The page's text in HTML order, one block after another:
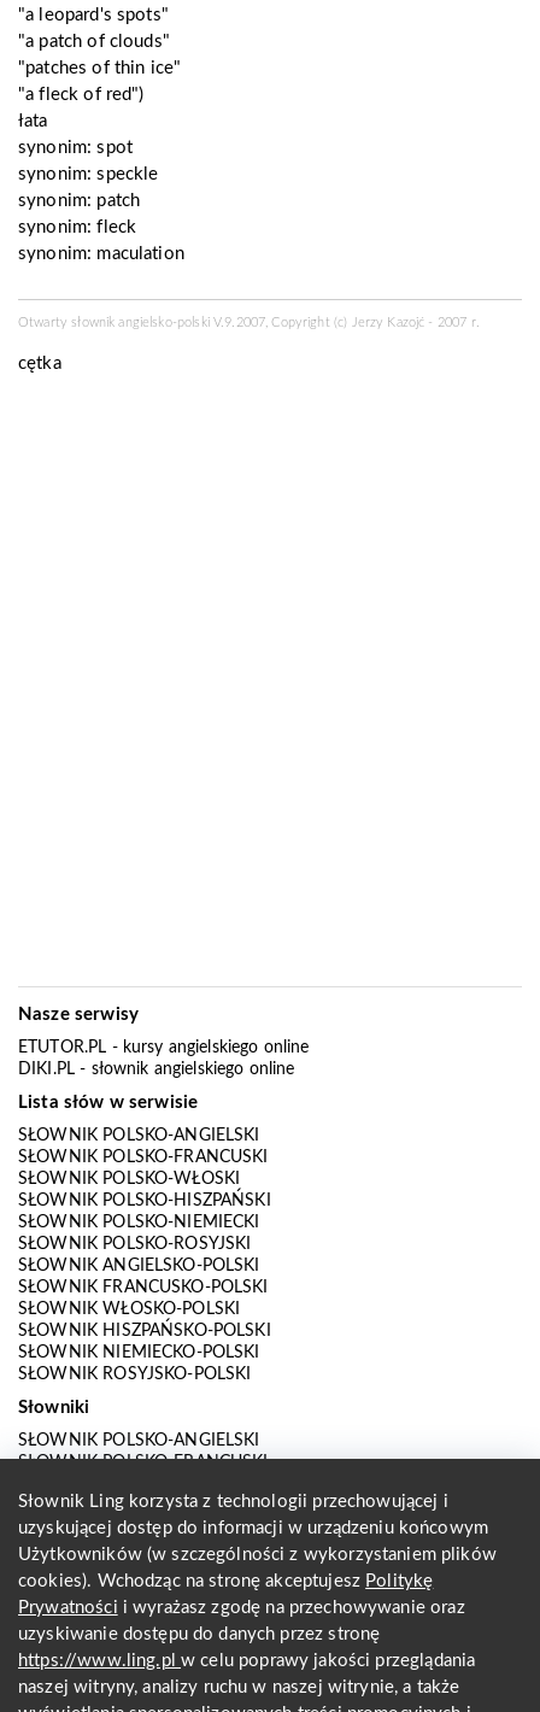
"a leopard's spots"
"a patch of clouds"
"patches of thin ice"
"a fleck of red")
łata
synonim:spot
synonim:speckle
synonim: patch
synonim:fleck
synonim: maculation
Otwarty słownik angielsko-polski V.9.2007, Copyright (c) Jerzy Kazojć - 2007 r.
cętka
Nasze serwisy
ETUTOR.PL - kursy angielskiego online
DIKI.PL - słownik angielskiego online
Lista słów w serwisie
SŁOWNIK POLSKO-ANGIELSKI
SŁOWNIK POLSKO-FRANCUSKI
SŁOWNIK POLSKO-WŁOSKI
SŁOWNIK POLSKO-HISZPAŃSKI
SŁOWNIK POLSKO-NIEMIECKI
SŁOWNIK POLSKO-ROSYJSKI
SŁOWNIK ANGIELSKO-POLSKI
SŁOWNIK FRANCUSKO-POLSKI
SŁOWNIK WŁOSKO-POLSKI
SŁOWNIK HISZPAŃSKO-POLSKI
SŁOWNIK NIEMIECKO-POLSKI
SŁOWNIK ROSYJSKO-POLSKI
Słowniki
SŁOWNIK POLSKO-ANGIELSKI
SŁOWNIK POLSKO-FRANCUSKI
SŁOWNIK POLSKO-HISZPAŃSKI
SŁOWNIK POLSKO-NIEMIECKI
SŁOWNIK POLSKO-ROSYJSKI
SŁOWNIK ANGIELSKO-POLSKI
SŁOWNIK FRANCUSKO-POLSKI
SŁOWNIK WŁOSKO-POLSKI
SŁOWNIK HISZPAŃSKO-POLSKI
SŁOWNIK NIEMIECKO-POLSKI
SŁOWNIK ROSYJSKO-POLSKI
Słownik Ling korzysta z technologii przechowującej i
uzyskującej dostęp do informacji w urządzeniu końcowym
Użytkowników (w szczególności z wykorzystaniem plików
cookies). Wchodząc na stronę akceptujesz Politykę
Prywatności i wyrażasz zgodę na przechowywanie oraz
uzyskiwanie dostępu do danych przez stronę
https://www.ling.plw celu poprawy jakości przeglądania
naszej witryny, analizy ruchu w naszej witrynie, a także